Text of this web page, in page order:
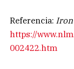
Referencia:
https://
002422.htm